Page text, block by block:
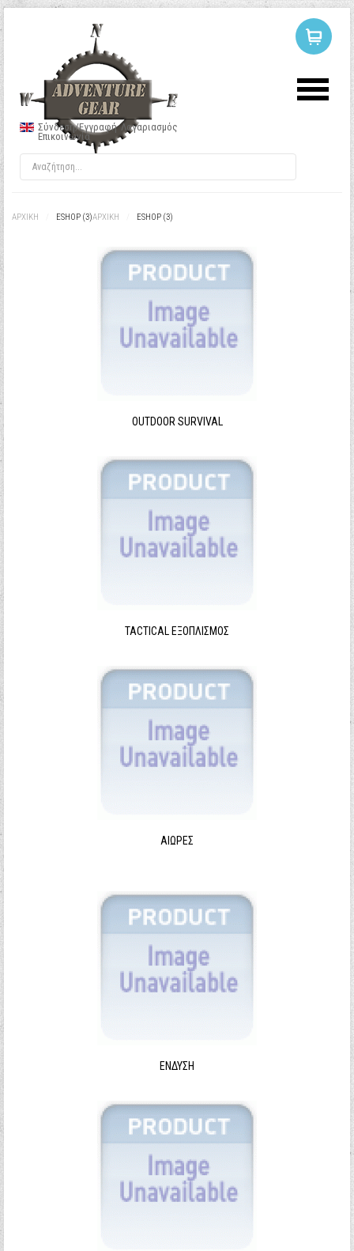
Σύνδεση/Εγγραφή Λογαριασμός
Επικοινωνία
ΑΡΧΙΚΉ ESHOP (3)ΑΡΧΙΚΉ ESHOP (3)
OUTDOOR SURVIVAL
TACTICAL ΕΞΟΠΛΙΣΜΌΣ
ΑΙΩΡΕΣ
ΈΝΔΥΣΗ
ΣΥΝΔΕΣΗ
Κωδικός
Να με θυμάσαι